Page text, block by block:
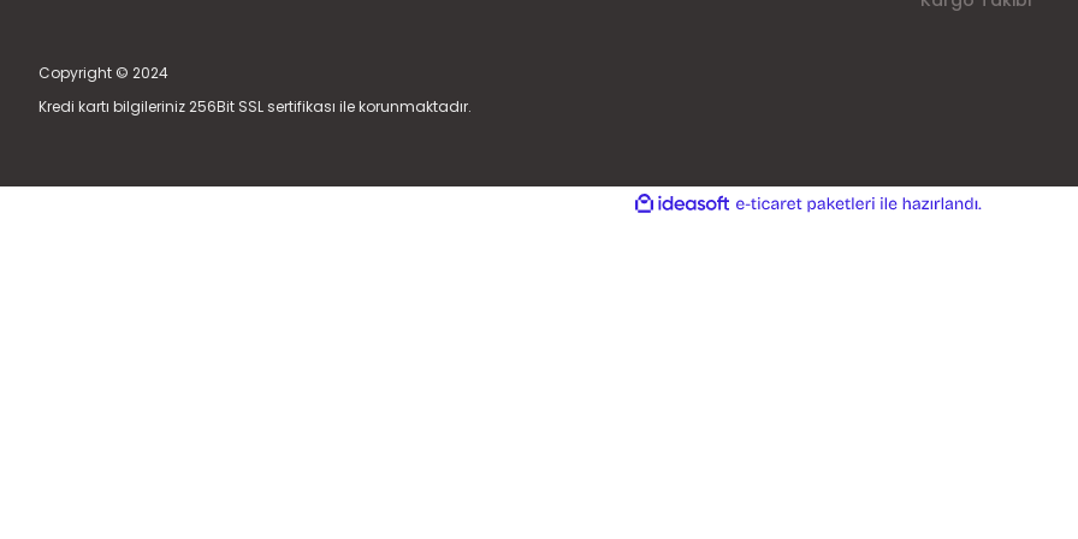
Copyright © 2024
Kredi kartı bilgileriniz 256Bit SSL sertifikası ile korunmaktadır.
ideasoft
e-